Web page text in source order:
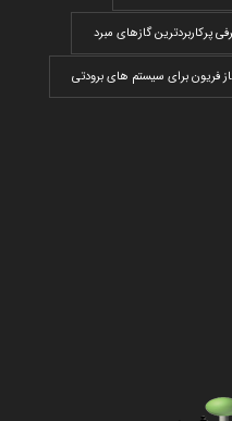
پرکاربردترین گاز‌های مبرد
فریون برای سیستم های برودتی